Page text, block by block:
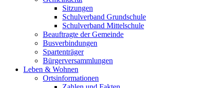
Sitzungen
Schulverband Grundschule
Schulverband Mittelschule
Beauftragte der Gemeinde
Busverbindungen
Spartenträger
Bürgerversammlungen
Leben & Wohnen
Ortsinformationen